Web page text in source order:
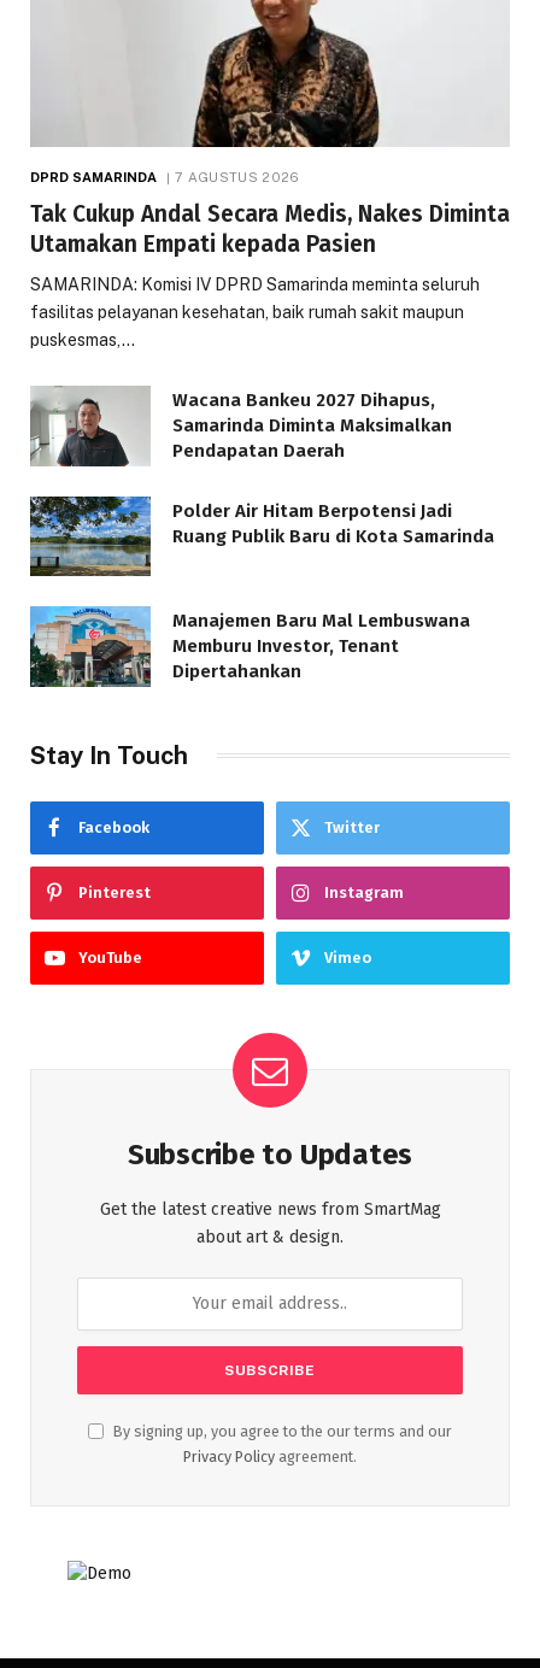
DPRD SAMARINDA 7 AGUSTUS 2026
Tak Cukup Andal Secara Medis, Nakes Diminta
Utamakan Empati kepada Pasien
SAMARINDA: Komisi IV DPRD Samarinda meminta seluruh
fasilitas pelayanan kesehatan, baik rumah sakit maupun
puskesmas,…
Wacana Bankeu 2027 Dihapus,
Samarinda Diminta Maksimalkan
Pendapatan Daerah
Polder Air Hitam Berpotensi Jadi
Ruang Publik Baru di Kota Samarinda
Manajemen Baru Mal Lembuswana
Memburu Investor, Tenant
Dipertahankan
Stay In Touch
Facebook Twitter
Pinterest Instagram
YouTube Vimeo
Subscribe to Updates
Get the latest creative news from SmartMag
about art & design.
By signing up, you agree to the our terms and our
Privacy Policy agreement.